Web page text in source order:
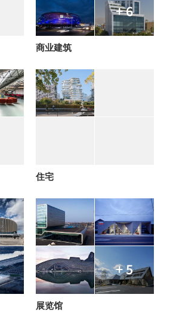
+ 6
商业建筑
住宅
+ 5
展览馆